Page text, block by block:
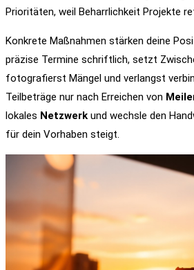
Prioritäten, weil Beharrlichkeit Projekte
Konkrete Maßnahmen stärken deine
präzise Termine schriftlich, setzt
fotografierst Mängel und verlangst
Teilbeträge nur nach Erreichen von
lokales Netzwerk und wechsle den
für dein Vorhaben steigt.